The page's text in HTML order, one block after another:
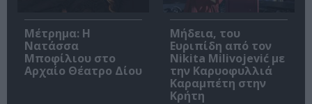
Μέτρημα: Η
Νατάσσα
Μποφίλιου στο
Αρχαίο Θέατρο Δίου
Μήδεια, του
Ευριπίδη από τον
Nikita Milivojević με
την Καρυοφυλλιά
Καραμπέτη στην
Κρήτη